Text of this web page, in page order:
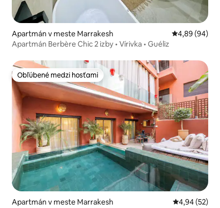
Apartmán v meste Marrakesh Priemerné
4,89 (94)
Apartmán Berbère Chic 2 izby • Vírivka • Guéliz
Obľúbené medzi hosťami
Obľúbené medzi hosťami
Apartmán v meste Marrakesh Priemerné
4,94 (52)